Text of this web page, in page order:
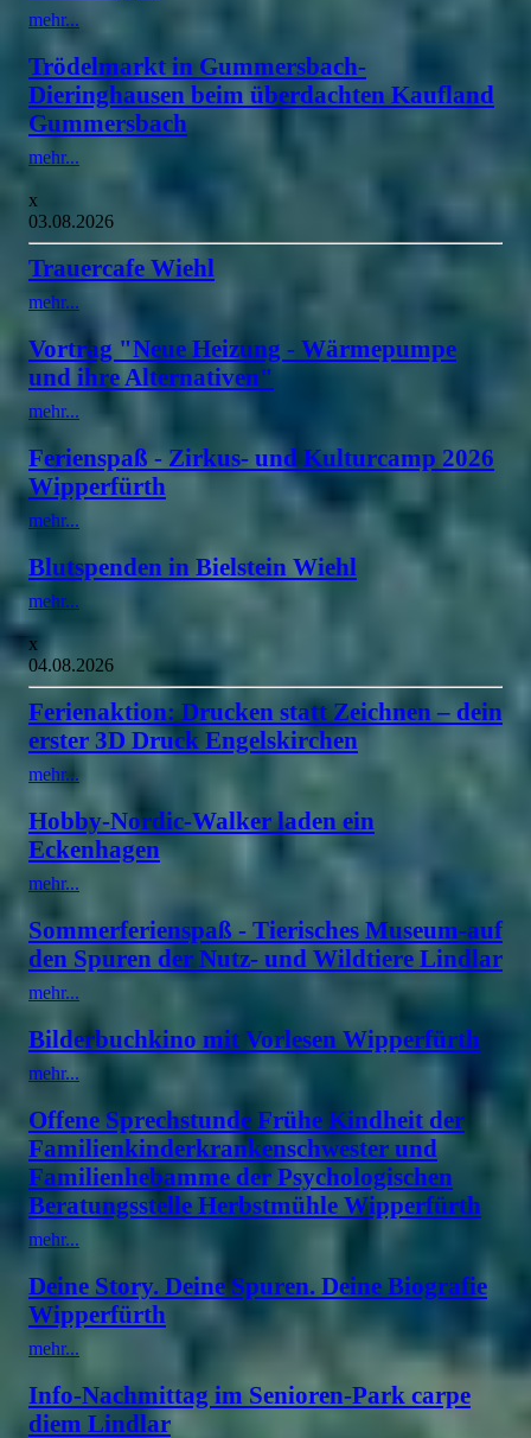
mehr...
Trödelmarkt in Gummersbach-
Dieringhausen beim überdachten Kaufland
Gummersbach
mehr...
x
03.08.2026
Trauercafe Wiehl
mehr...
Vortrag "Neue Heizung - Wärmepumpe
und ihre Alternativen"
mehr...
Ferienspaß - Zirkus- und Kulturcamp 2026
Wipperfürth
mehr...
Blutspenden in Bielstein Wiehl
mehr...
x
04.08.2026
Ferienaktion: Drucken statt Zeichnen – dein
erster 3D Druck Engelskirchen
mehr...
Hobby-Nordic-Walker laden ein
Eckenhagen
mehr...
Sommerferienspaß - Tierisches Museum-auf
den Spuren der Nutz- und Wildtiere Lindlar
mehr...
Bilderbuchkino mit Vorlesen Wipperfürth
mehr...
Offene Sprechstunde Frühe Kindheit der
Familienkinderkrankenschwester und
Familienhebamme der Psychologischen
Beratungsstelle Herbstmühle Wipperfürth
mehr...
Deine Story. Deine Spuren. Deine Biografie
Wipperfürth
mehr...
Info-Nachmittag im Senioren-Park carpe
diem Lindlar